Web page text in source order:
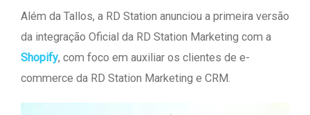
Além da Tallos, a RD Station anunciou a primeira versão
da integração Oficial da RD Station Marketing com a
Shopify, com foco em auxiliar os clientes de e-
commerce da RD Station Marketing e CRM.